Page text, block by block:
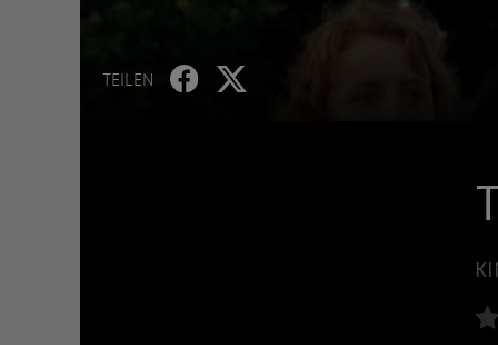
TEILEN